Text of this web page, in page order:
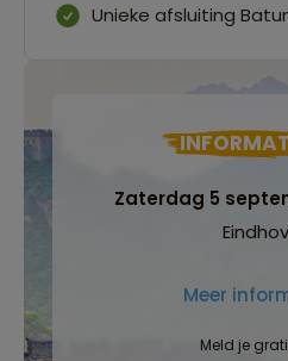
Unieke afsluiting
Zaterdag 5
Meer
Meld je